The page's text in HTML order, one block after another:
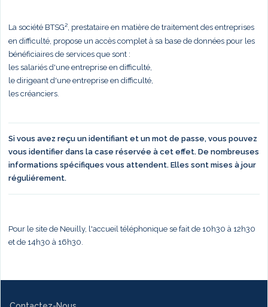
La société BTSG², prestataire en matière de traitement des entreprises
en difficulté, propose un accès complet à sa base de données pour les
bénéficiaires de services que sont :
les salariés d'une entreprise en difficulté,
le dirigeant d'une entreprise en difficulté,
les créanciers.
Si vous avez reçu un identifiant et un mot de passe, vous pouvez
vous identifier dans la case réservée à cet effet. De nombreuses
informations spécifiques vous attendent. Elles sont mises à jour
réguliérement.
Pour le site de Neuilly, l'accueil téléphonique se fait de 10h30 à 12h30
et de 14h30 à 16h30.